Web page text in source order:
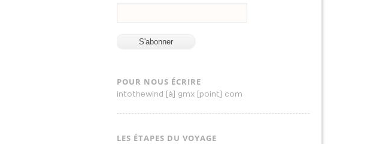
POUR NOUS ÉCRIRE
intothewind [à] gmx [point] com
LES ÉTAPES DU VOYAGE